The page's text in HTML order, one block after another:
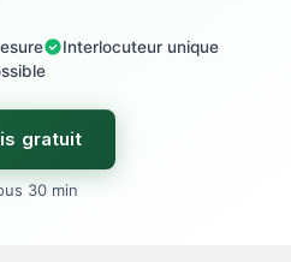
Interlocuteur unique
gratuit
30 min